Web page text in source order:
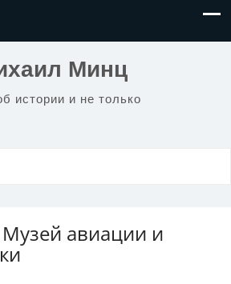
Минц
истории и не только
авиации и